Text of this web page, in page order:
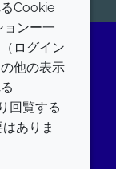
Cookie
ョンー一
ログイン
他の表示
回覧する
ありま